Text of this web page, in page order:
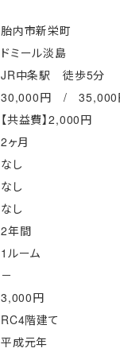
胎内市新栄町
ドミール淡島
JR中条駅 徒歩5分
30,000円 / 35,000
【共益費】2,000円
2ヶ月
なし
なし
なし
2年間
1ルーム
－
3,000円
RC4階建て
平成元年